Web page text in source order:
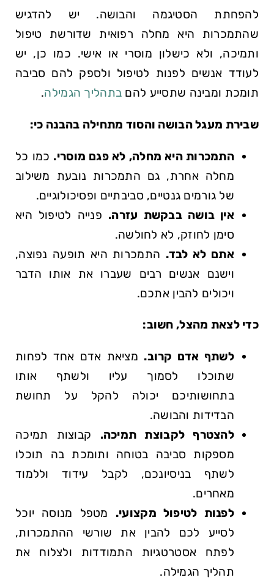
להפחתת הסטיגמה והבושה. יש להדגיש
שהתמכרות היא מחלה רפואית שדורשת טיפול
ותמיכה, ולא כישלון מוסרי או אישי. כמו כן, יש
לעודד אנשים לפנות לטיפול ולספק להם סביבה
תומכת ומבינה שתסייע להם בתהליך הגמילה.
שבירת מעגל הבושה והסוד מתחילה בהבנה כי:
התמכרות היא מחלה, לא פגם מוסרי. כמו כל
מחלה אחרת, גם התמכרות נובעת משילוב
של גורמים גנטיים, סביבתיים ופסיכולוגיים.
אין בושה בבקשת עזרה. פנייה לטיפול היא
סימן לחוזק, לא לחולשה.
אתם לא לבד. התמכרות היא תופעה נפוצה,
וישנם אנשים רבים שעברו את אותו הדבר
ויכולים להבין אתכם.
כדי לצאת מהצל, חשוב:
לשתף אדם קרוב. מציאת אדם אחד לפחות
שתוכלו לסמוך עליו ולשתף אותו
בתחושותיכם יכולה להקל על תחושת
הבדידות והבושה.
להצטרף לקבוצת תמיכה. קבוצות תמיכה
מספקות סביבה בטוחה ותומכת בה תוכלו
לשתף בניסיונכם, לקבל עידוד וללמוד
מאחרים.
לפנות לטיפול מקצועי. מטפל מנוסה יוכל
לסייע לכם להבין את שורשי ההתמכרות,
לפתח אסטרטגיות התמודדות ולצלוח את
תהליך הגמילה.